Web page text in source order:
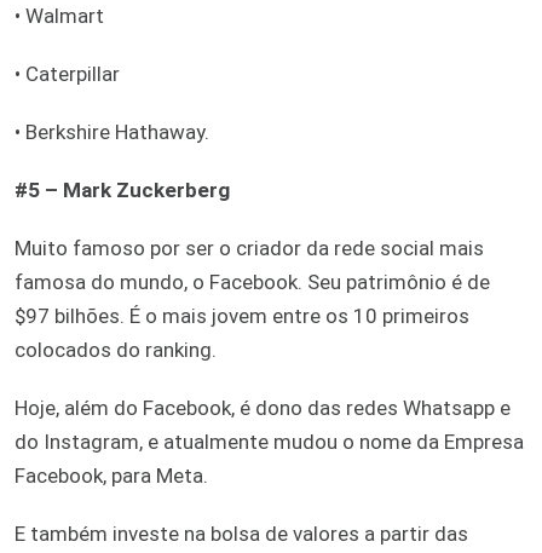
• Walmart
• Caterpillar
• Berkshire Hathaway.
#5 – Mark Zuckerberg
Muito famoso por ser o criador da rede social mais
famosa do mundo, o Facebook. Seu patrimônio é de
$97 bilhões. É o mais jovem entre os 10 primeiros
colocados do ranking.
Hoje, além do Facebook, é dono das redes Whatsapp e
do Instagram, e atualmente mudou o nome da Empresa
Facebook, para Meta.
E também investe na bolsa de valores a partir das